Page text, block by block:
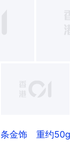
条金饰 重约